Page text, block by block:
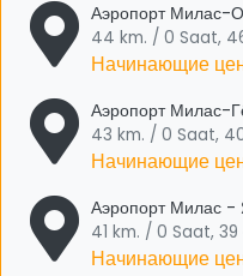
Аэропорт Милас-
44 km. / 0 Saat,
Начинающие
Аэропорт Милас-
43 km. / 0 Saat,
Начинающие
Аэропорт Милас -
41 km. / 0 Saat,
Начинающие